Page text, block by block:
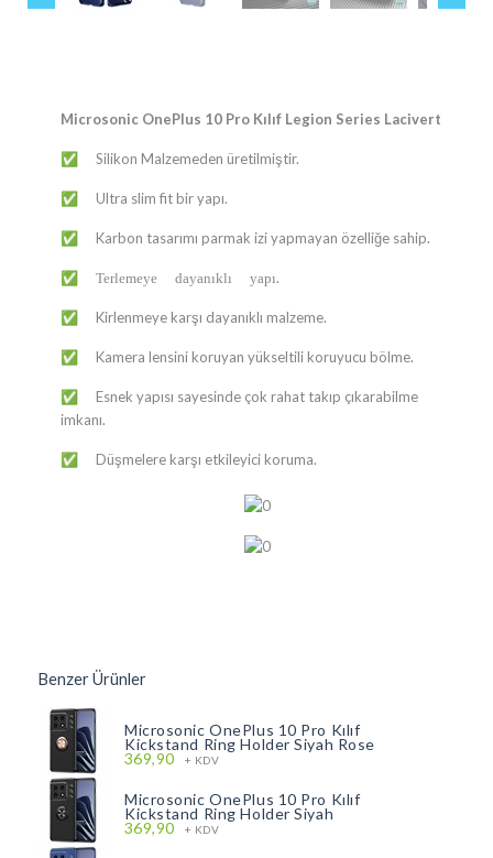
Microsonic OnePlus 10 Pro Kılıf Legion Series Lacivert
✅ Silikon Malzemeden üretilmiştir.
✅ Ultra slim fit bir yapı.
✅ Karbon tasarımı parmak izi yapmayan özelliğe sahip.
✅ Terlemeye dayanıklı yapı.
✅ Kirlenmeye karşı dayanıklı malzeme.
✅ Kamera lensini koruyan yükseltili koruyucu bölme.
✅ Esnek yapısı sayesinde çok rahat takıp çıkarabilme
imkanı.
✅ Düşmelere karşı etkileyici koruma.
Benzer Ürünler
Microsonic OnePlus 10 Pro Kılıf
Kickstand Ring Holder Siyah Rose
369,90 + KDV
Microsonic OnePlus 10 Pro Kılıf
Kickstand Ring Holder Siyah
369,90 + KDV